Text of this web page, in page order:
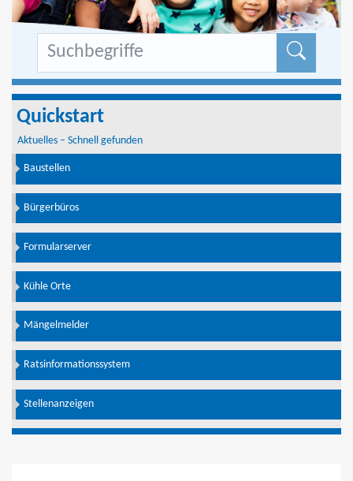
Quickstart
Aktuelles – Schnell gefunden
Baustellen
Bürgerbüros
Formularserver
Kühle Orte
Mängelmelder
Ratsinformationssystem
Stellenanzeigen